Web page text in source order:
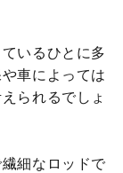
いるひとに多
車によっては
られるでしょ
細なロッドで